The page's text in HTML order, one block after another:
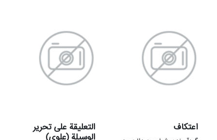
اعتکاف التعلیقة علی تحریر